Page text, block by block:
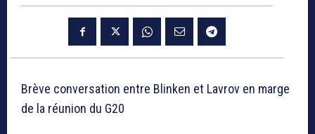
Brève conversation entre Blinken et Lavrov en marge
de la réunion du G20